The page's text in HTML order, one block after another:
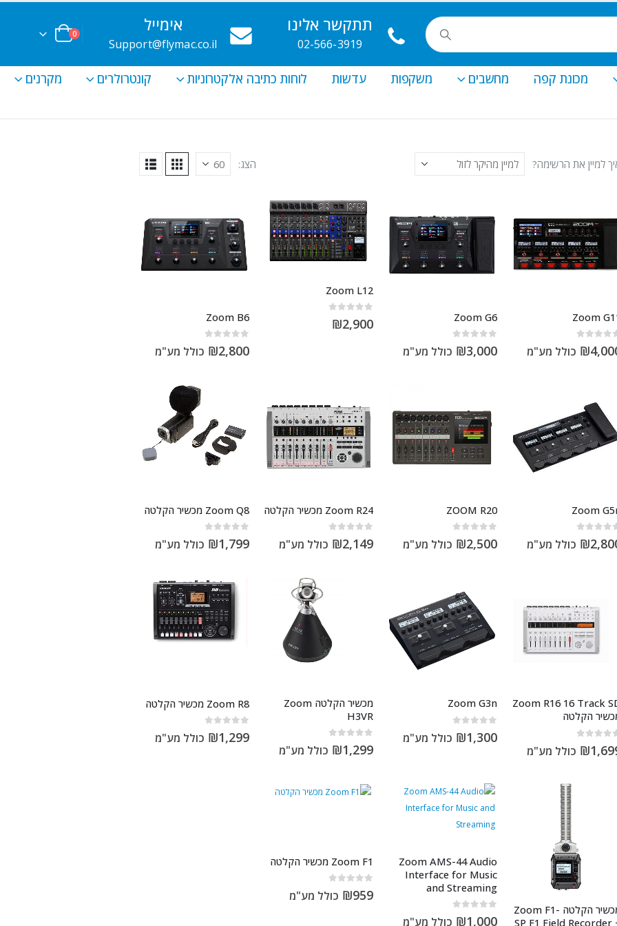
תתקשר אלינו
02-566-3919
אימייל
Support@flymac.co.il
0
מכונת קפה מחשבים משקפות עדשות לוחות כתיבה אלקטרוניות קונטרולרים
מקרנים
למיין את הרשימה? הצג:
Zoom
₪ כולל מע"מ
Zoom G6
₪3,000 כולל מע"מ
Zoom L12
₪2,900
Zoom B6
₪2,800 כולל מע"מ
Zoom
₪ כולל מע"מ
ZOOM R20
₪2,500 כולל מע"מ
Zoom R24 מכשיר הקלטה
₪2,149 כולל מע"מ
Zoom Q8 מכשיר הקלטה
₪1,799 כולל מע"מ
Zoom R16 16 Track
הקלטה
₪ כולל מע"מ
Zoom G3n
₪1,300 כולל מע"מ
מכשיר הקלטה Zoom
H3VR
₪1,299 כולל מע"מ
Zoom R8 מכשיר הקלטה
₪1,299 כולל מע"מ
מכשיר הקלטה Zoom F1-
SP F1 Field Recorder
Zoom AMS-44 Audio
Interface for Music
and Streaming
₪1,000 כולל מע"מ
Zoom F1 מכשיר הקלטה
₪959 כולל מע"מ